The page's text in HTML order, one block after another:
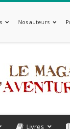
Nos auteurs
Livres